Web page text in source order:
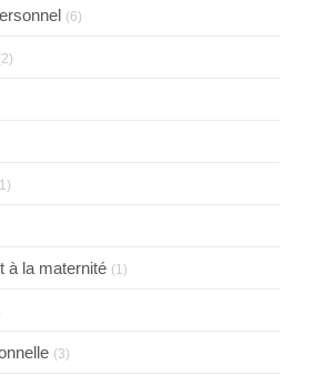
(6)
à la maternité (1)
(3)